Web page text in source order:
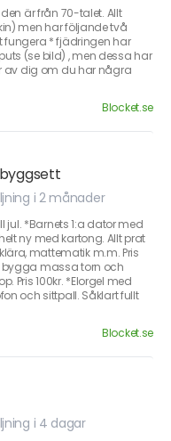
är från 70-talet. Allt
men har följande två
fungera * fjädringen har
(se bild) , men dessa har
av dig om du har några
Blocket.se
byggsett
i 2 månader
jul. *Barnets 1:a dator med
ny med kartong. Allt prat
mattematik m.m. Pris
bygga massa torn och
Pris 100kr. *Elorgel med
och sittpall. Såklart fullt
Blocket.se
i 4 dagar